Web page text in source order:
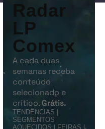
Radar
LP
Comex
A cada duas
semanas receba
conteúdo
selecionado e
crítico. Grátis.
TENDÊNCIAS |
SEGMENTOS
AQUECIDOS | FEIRAS |